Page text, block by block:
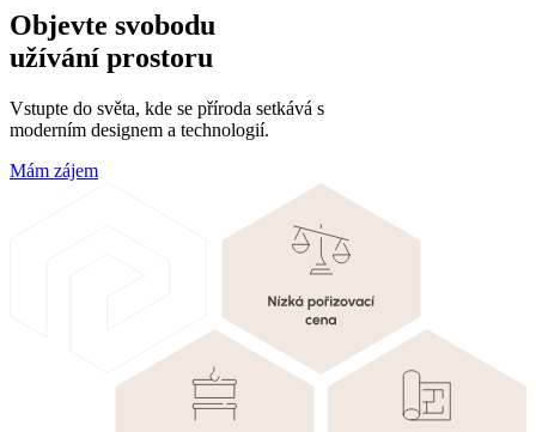
Objevte svobodu
užívání prostoru
Vstupte do světa, kde se příroda setkává s
moderním designem a technologií.
Mám zájem